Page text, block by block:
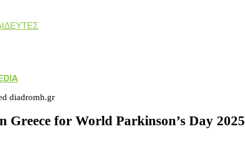
diadromh.gr
Greece for World Parkinson’s Day 2025